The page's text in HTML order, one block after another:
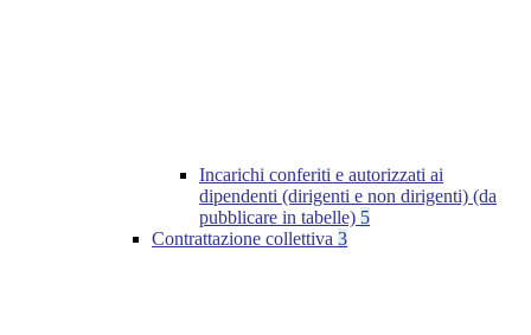
Incarichi conferiti e autorizzati ai
dipendenti (dirigenti e non dirigenti) (da
pubblicare in tabelle) 5
Contrattazione collettiva 3